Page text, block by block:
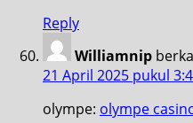
Reply
Williamnip
21 April 2025 pukul
olympe: olympe